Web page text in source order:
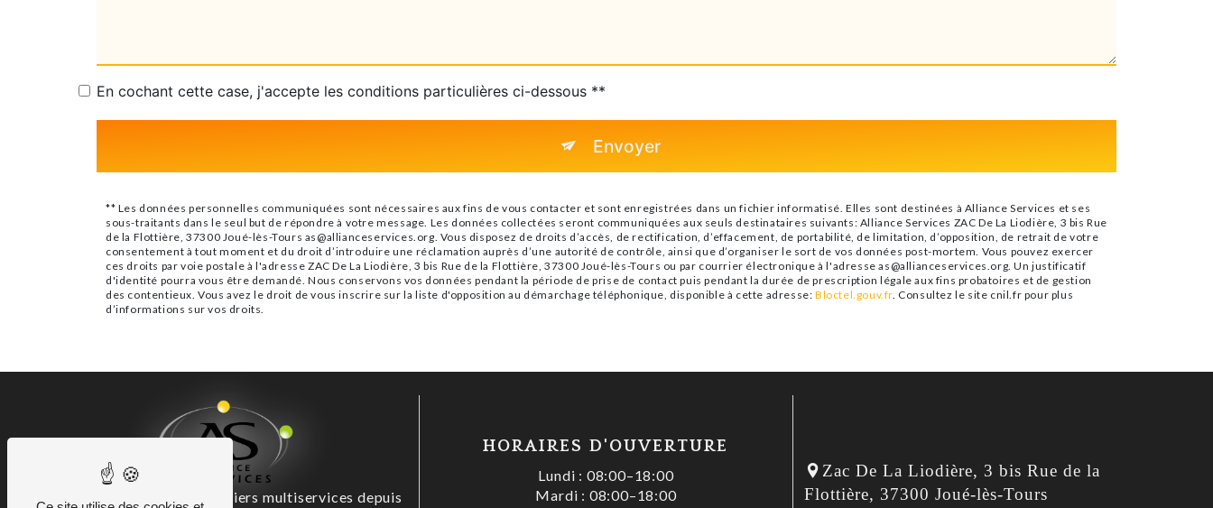
En cochant cette case, j'accepte les conditions particulières ci-dessous **
Envoyer
** Les données personnelles communiquées sont nécessaires aux fins de vous contacter et sont enregistrées dans un fichier informatisé. Elles sont destinées à Alliance Services et ses
sous-traitants dans le seul but de répondre à votre message. Les données collectées seront communiquées aux seuls destinataires suivants: Alliance Services ZAC De La Liodière, 3 bis Rue
de la Flottière, 37300 Joué-lès-Tours as@allianceservices.org. Vous disposez de droits d’accès, de rectification, d’effacement, de portabilité, de limitation, d’opposition, de retrait de votre
consentement à tout moment et du droit d’introduire une réclamation auprès d’une autorité de contrôle, ainsi que d’organiser le sort de vos données post-mortem. Vous pouvez exercer
ces droits par voie postale à l'adresse ZAC De La Liodière, 3 bis Rue de la Flottière, 37300 Joué-lès-Tours ou par courrier électronique à l'adresse as@allianceservices.org. Un justificatif
d'identité pourra vous être demandé. Nous conservons vos données pendant la période de prise de contact puis pendant la durée de prescription légale aux fins probatoires et de gestion
des contentieux. Vous avez le droit de vous inscrire sur la liste d'opposition au démarchage téléphonique, disponible à cette adresse: Bloctel.gouv.fr . Consultez le site cnil.fr pour plus
d’informations sur vos droits.
Artisans experts des métiers multiservices depuis
HORAIRES D'OUVERTURE
Lundi : 08:00–18:00
Mardi : 08:00–18:00
Zac De La Liodière, 3 bis Rue de la
Flottière, 37300 Joué-lès-Tours